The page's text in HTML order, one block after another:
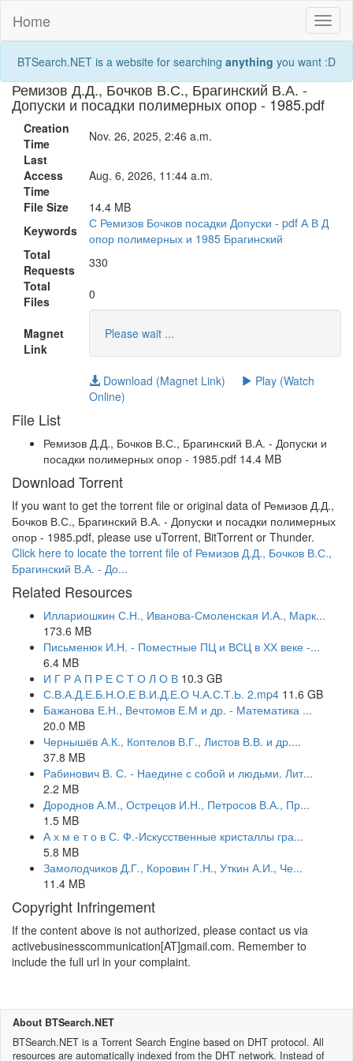
Home
BTSearch.NET is a website for searching anything you want :D
Ремизов Д.Д., Бочков В.С., Брагинский В.А. -
Допуски и посадки полимерных опор - 1985.pdf
Creation
Time
Nov. 26, 2025, 2:46 a.m.
Last
Access
Time
Aug. 6, 2026, 11:44 a.m.
File Size
14.4 MB
Keywords
С Ремизов Бочков посадки Допуски - pdf А В Д
опор полимерных и 1985 Брагинский
Total
Requests
330
Total
Files
0
Magnet
Link
Please wait ...
Download (Magnet Link)
Play (Watch
Online)
File List
Ремизов Д.Д., Бочков В.С., Брагинский В.А. - Допуски и
посадки полимерных опор - 1985.pdf 14.4 MB
Download Torrent
If you want to get the torrent file or original data of Ремизов Д.Д.,
Бочков В.С., Брагинский В.А. - Допуски и посадки полимерных
опор - 1985.pdf, please use uTorrent, BitTorrent or Thunder.
Click here to locate the torrent file of Ремизов Д.Д., Бочков В.С.,
Брагинский В.А. - До...
Related Resources
Иллариошкин С.Н., Иванова-Смоленская И.А., Марк...
173.6 MB
Письменюк И.Н. - Поместные ПЦ и ВСЦ в ХХ веке -...
6.4 MB
И Г Р А П Р Е С Т О Л О В 10.3 GB
С.В.А.Д.Е.Б.Н.О.Е В.И.Д.Е.О Ч.А.С.Т.Ь. 2.mp4 11.6 GB
Бажанова Е.Н., Вечтомов Е.М и др. - Математика ...
20.0 MB
Чернышёв А.К., Коптелов В.Г., Листов В.В. и др....
37.8 MB
Рабинович В. С. - Наедине с собой и людьми. Лит...
2.2 MB
Дороднов А.М., Острецов И.Н., Петросов В.А., Пр...
1.5 MB
А х м е т о в С. Ф.-Искусственные кристаллы гра...
5.8 MB
Замолодчиков Д.Г., Коровин Г.Н., Уткин А.И., Че...
11.4 MB
Copyright Infringement
If the content above is not authorized, please contact us via
activebusinesscommunication[AT]gmail.com. Remember to
include the full url in your complaint.
About BTSearch.NET
BTSearch.NET is a Torrent Search Engine based on DHT protocol. All
resources are automatically indexed from the DHT network. Instead of